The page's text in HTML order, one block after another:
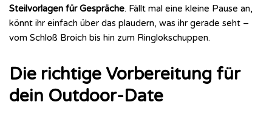
Steilvorlagen für Gespräche. Fällt mal eine kleine Pause an,
könnt ihr einfach über das plaudern, was ihr gerade seht –
vom Schloß Broich bis hin zum Ringlokschuppen.
Die richtige Vorbereitung für
dein Outdoor-Date